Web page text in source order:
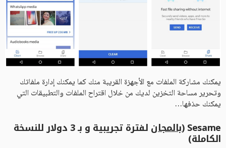
يمكنك مشاركة الملفات مع الأجهزة القريبة منك كما يمكنك إدارة ملفاتك
وتحرير مساحة التخزين لديك من خلال اقتراح الملفات والتطبيقات التي
يمكنك حذفها…
Sesame ( بالمجان لفترة تجريبية و بـ 3 دولار للنسخة
الكاملة)